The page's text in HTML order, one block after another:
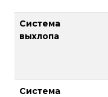
Система
выхлопа
Система